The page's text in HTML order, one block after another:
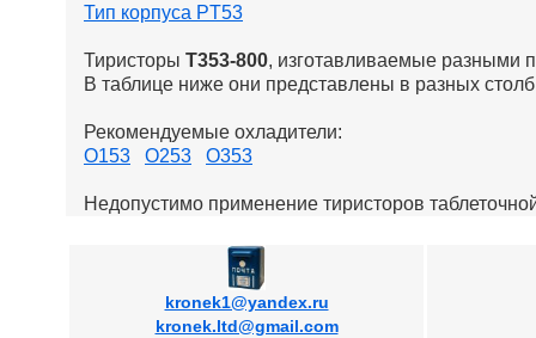
Тип корпуса PT53
Тиристоры Т353-800, изготавливаемые разными
В таблице ниже они представлены в разных
Рекомендуемые охладители:
О153
О253 О353
Недопустимо применение тиристоров
kronek1@yandex.ru
kronek.ltd@gmail.com